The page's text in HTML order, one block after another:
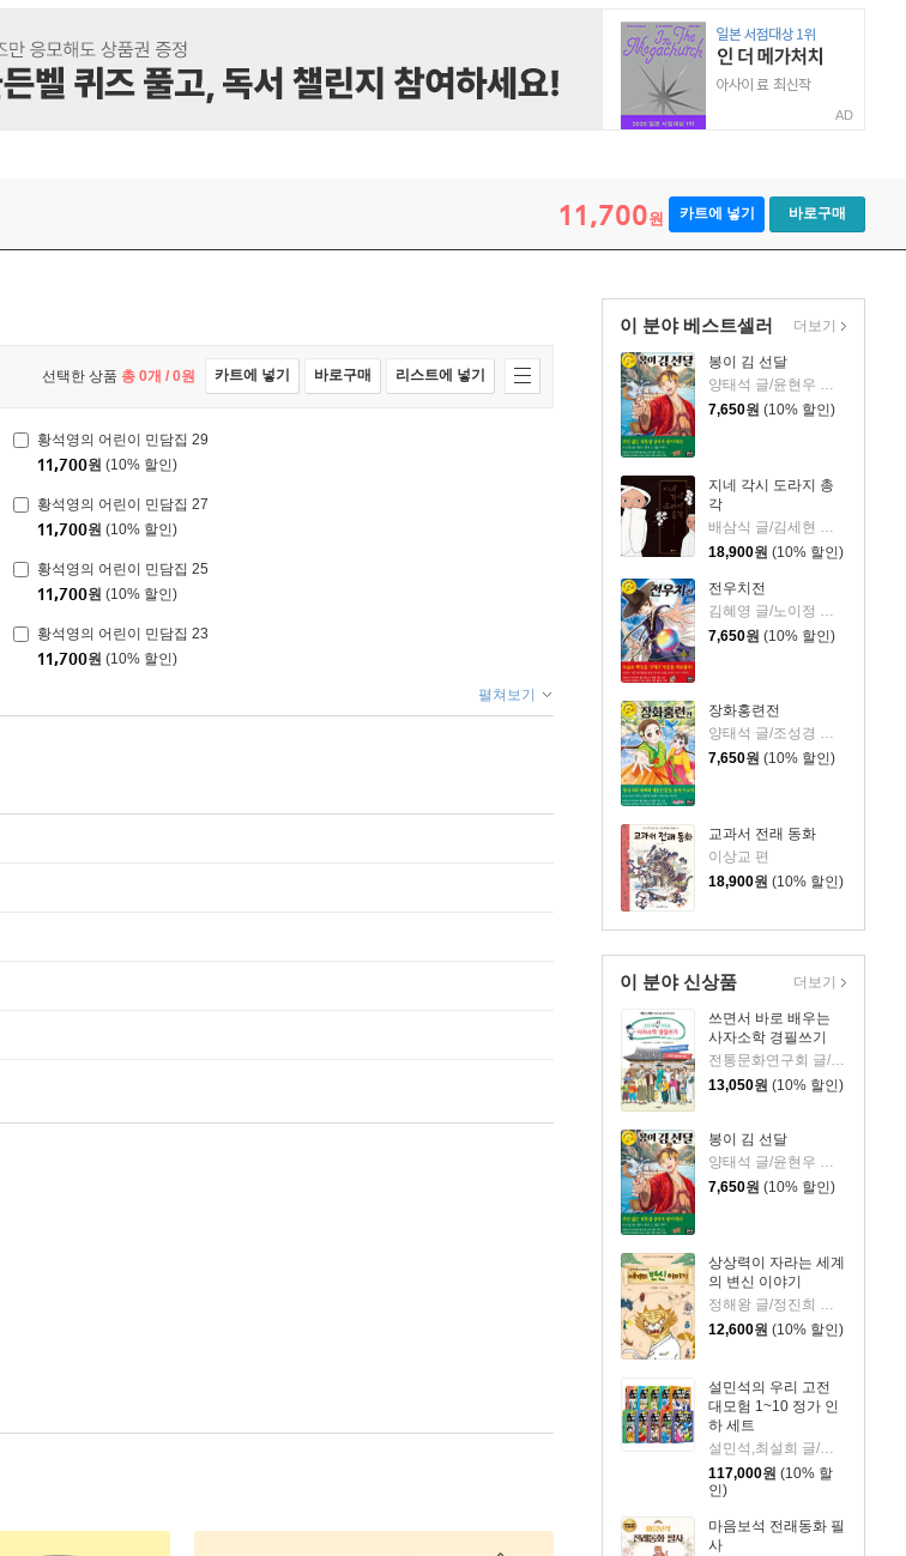
AD
11,700원 카트에 넣기 바로구매
이 분야 베스트셀러
봉이 김 선달
양태석 글/윤현우 그림
7,650원 (10% 할인)
지네 각시 도라지 총
각
18,900원 (10% 할인)
전우치전
7,650원 (10% 할인)
장화홍련전
양태석 글/조성경 그림
7,650원 (10% 할인)
교과서 전래 동화
이상교 편
18,900원 (10% 할인)
더보기
이 분야 신상품
쓰면서 바로 배우는
사자소학 경필쓰기
13,050원 (10% 할인)
봉이 김 선달
양태석 글/윤현우 그림
7,650원 (10% 할인)
상상력이 자라는 세계
의 변신 이야기
12,600원 (10% 할인)
설민석의 우리 고전
대모험 1~10 정가 인
하 세트
설민석,최설희 글/강신영 그림/류수열 감수
117,000원 (10% 할
인)
마음보석 전래동화 필
사
더보기
선택한 상품 총 0개 / 0원 카트에 넣기 바로구매 리스트에 넣기
황석영의 어린이 민담집 29
11,700원 (10% 할인)
황석영의 어린이 민담집 27
11,700원 (10% 할인)
황석영의 어린이 민담집 25
11,700원 (10% 할인)
황석영의 어린이 민담집 23
11,700원 (10% 할인)
펼쳐보기